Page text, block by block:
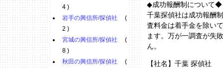
◆成功報酬制について◆
千葉探偵社は成功報酬
査料金は着手金を除い
ます。万が一調査が失
ん。
【社名】千葉 探偵社
4 )
岩手の興信所/探偵社 (
2 )
宮城の興信所/探偵社 (
8 )
秋田の興信所/探偵社 (